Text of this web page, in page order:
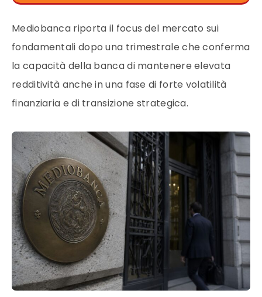
Mediobanca riporta il focus del mercato sui
fondamentali dopo una trimestrale che conferma
la capacità della banca di mantenere elevata
redditività anche in una fase di forte volatilità
finanziaria e di transizione strategica.